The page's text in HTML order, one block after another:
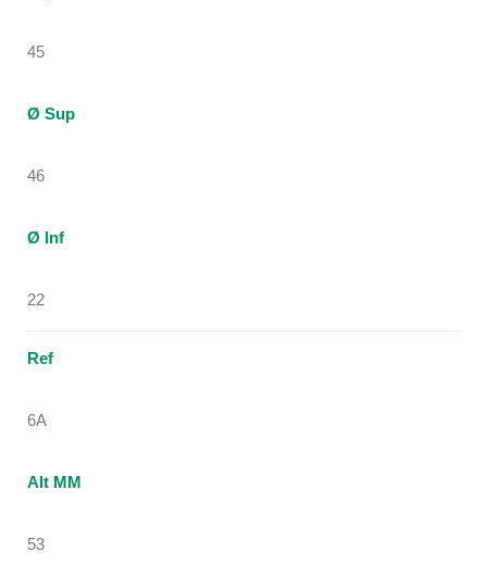
45
Ø Sup
46
Ø Inf
22
Ref
6A
Alt MM
53